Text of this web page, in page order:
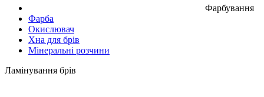
Фарбування
Фарба
Окислювач
Хна для брів
Мінеральні розчини
Ламінування брів